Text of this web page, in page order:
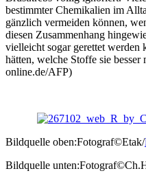
bestimmter Chemikalien im
gänzlich vermeiden können,
diesen Zusammenhang
vielleicht sogar gerettet werden
hätten, welche Stoffe sie
online.de/AFP)
Bildquelle oben:Fotograf©Etak/
Bildquelle